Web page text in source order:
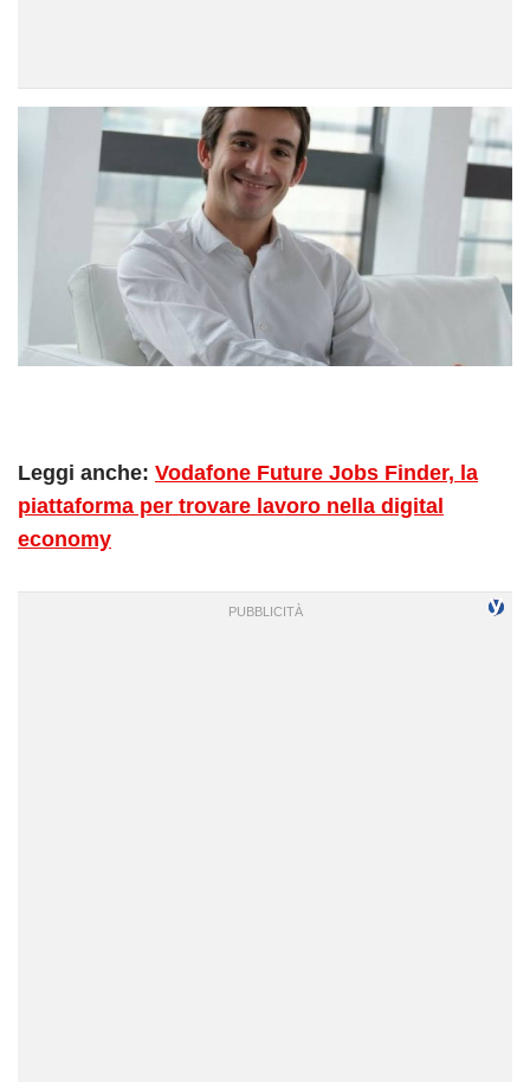
Leggi anche: Vodafone Future Jobs Finder, la
piattaforma per trovare lavoro nella digital
economy